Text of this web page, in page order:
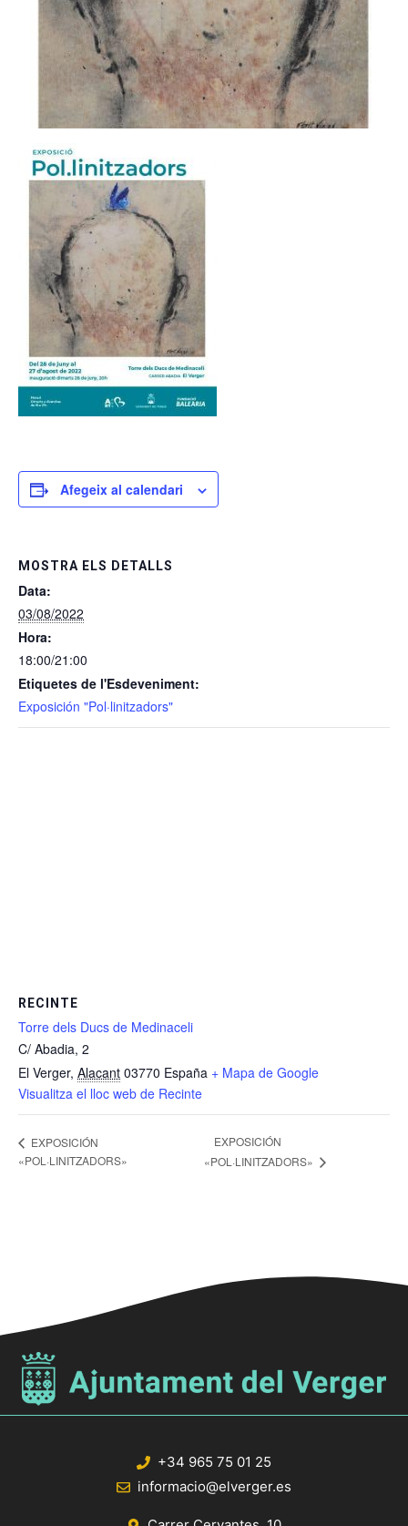
Afegeix al calendari
MOSTRA ELS DETALLS
Data:
03/08/2022
Hora:
18:00/21:00
Etiquetes de l'Esdeveniment:
Exposición "Pol·linitzadors"
RECINTE
Torre dels Ducs de Medinaceli
C/ Abadia, 2
El Verger, Alacant 03770 España + Mapa de Google
Visualitza el lloc web de Recinte
EXPOSICIÓN
«POL·LINITZADORS»
EXPOSICIÓN
«POL·LINITZADORS»
+34 965 75 01 25
informacio@elverger.es